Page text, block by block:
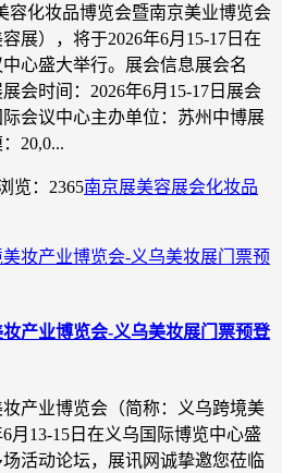
容化妆品博览会暨南京美业博览会
容展），将于2026年6月15-17日在
心盛大举行。展会信息展会名
会时间：2026年6月15-17日展会
会议中心主办单位：苏州中博展
20,0...
览：2365南京展美容展会化妆品
产业博览会-义乌美妆展门票预登
产业博览会（简称：义乌跨境美
月13-15日在义乌国际博览中心盛
活动论坛，展讯网诚挚邀您莅临